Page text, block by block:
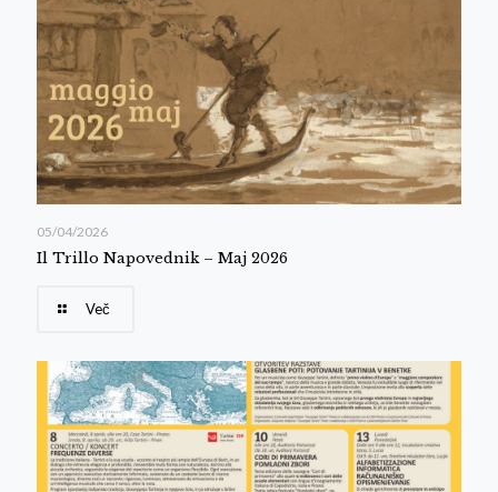
05/04/2026
Il Trillo Napovednik – Maj 2026
Več